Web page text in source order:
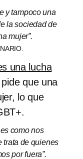
y tampoco una
la sociedad de
mujer”.
una lucha
que una
lo que
como nos
trata de quienes
por fuera”.